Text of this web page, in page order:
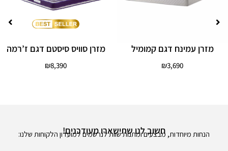
מזרן עמינח דגם קמומיל
₪3,690
מזרן סוויס סיסטם דגם ז’רמה
₪8,390
חשוב לנו שתישארו מעודכנים!
הנחות מיוחדות, מבצעים ומתנות שוות לנרשמים למועדון הלקוחות שלנו: